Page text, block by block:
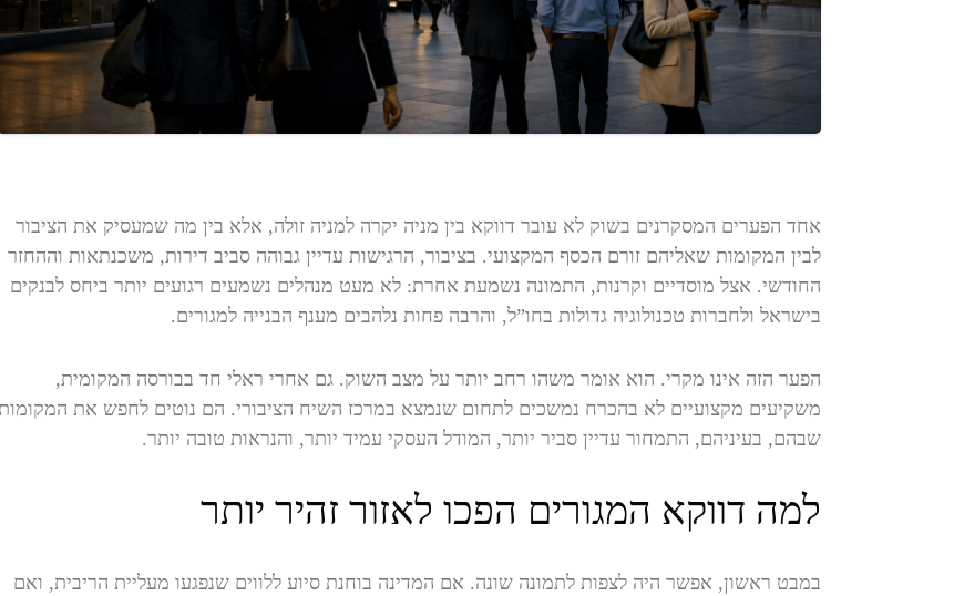
אחד הפערים המסקרנים בשוק לא עובר דווקא בין מניה יקרה למניה זולה, אלא בין מה שמעסיק את הציבור
לבין המקומות שאליהם זורם הכסף המקצועי. בציבור, הרגישות עדיין גבוהה סביב דירות, משכנתאות וההחזר
החודשי. אצל מוסדיים וקרנות, התמונה נשמעת אחרת: לא מעט מנהלים נשמעים רגועים יותר ביחס לבנקים
בישראל ולחברות טכנולוגיה גדולות בחו”ל, והרבה פחות נלהבים מענף הבנייה למגורים.
הפער הזה אינו מקרי. הוא אומר משהו רחב יותר על מצב השוק. גם אחרי ראלי חד בבורסה המקומית,
משקיעים מקצועיים לא בהכרח נמשכים לתחום שנמצא במרכז השיח הציבורי. הם נוטים לחפש את
שבהם, בעיניהם, התמחור עדיין סביר יותר, המודל העסקי עמיד יותר, והנראות טובה יותר.
למה דווקא המגורים הפכו לאזור זהיר יותר
במבט ראשון, אפשר היה לצפות לתמונה שונה. אם המדינה בוחנת סיוע ללווים שנפגעו מעליית הריבית, ואם